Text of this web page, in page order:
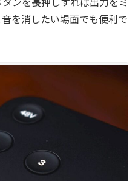
を消したい場面でも便利で